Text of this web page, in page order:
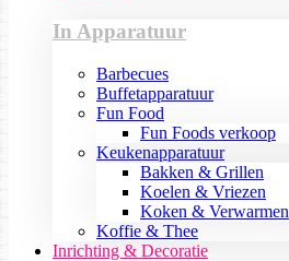
In Apparatuur
Barbecues
Buffetapparatuur
Fun Food
Fun Foods verkoop
Keukenapparatuur
Bakken & Grillen
Koelen & Vriezen
Koken & Verwarmen
Koffie & Thee
Inrichting & Decoratie